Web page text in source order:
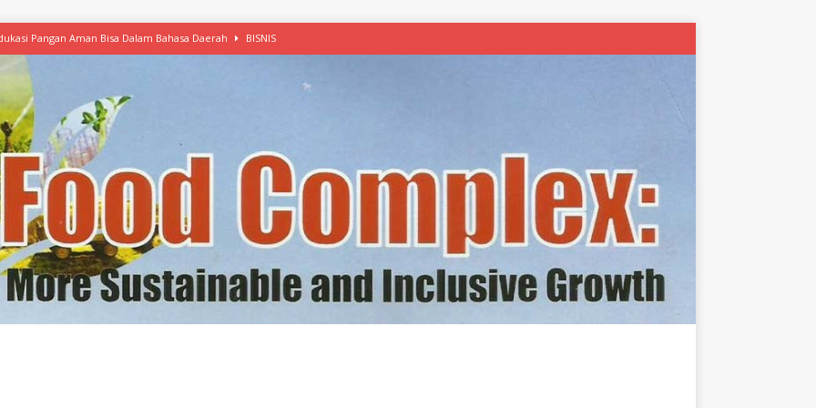
Pangan Aman Bisa Dalam Bahasa Daerah BISNIS
Mulai Ekspansi, IKEA dan MSC Dukung Seafood Berkelanjutan
Free Versi Healthy Choice, Tepung Talas Kimpul Pilihan Menu Sehat
Latih Olah Singkong, KKN Universitas Lampung Kenalkan Sosmocaf
Makanan dengan McCormick, Ciptakan Raksasa Rp1.100 Triliun